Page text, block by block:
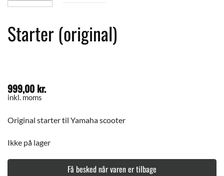
Starter (original)
999,00 kr.
inkl. moms
Original starter til Yamaha scooter
Ikke på lager
Få besked når varen er tilbage